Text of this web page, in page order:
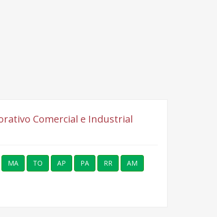
Comercial e Industrial
MA TO AP PA RR AM